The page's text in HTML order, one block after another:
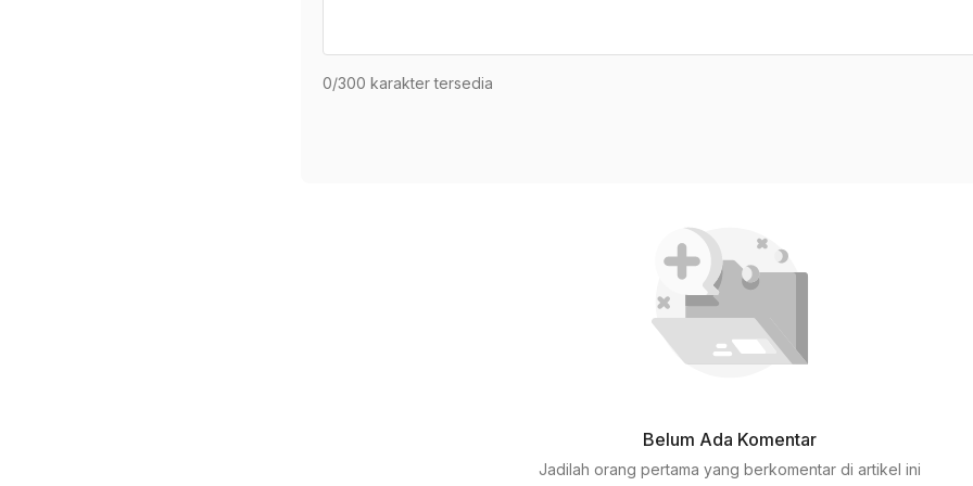
0/300 karakter tersedia
Belum Ada Komentar
Jadilah orang pertama yang berkomentar di artikel ini